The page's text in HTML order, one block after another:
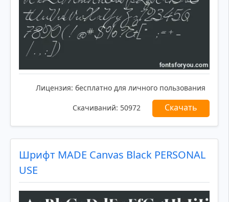
Лицензия: бесплатно для личного пользования
Скачиваний: 50972 Скачать
Шрифт MADE Canvas Black PERSONAL
USE